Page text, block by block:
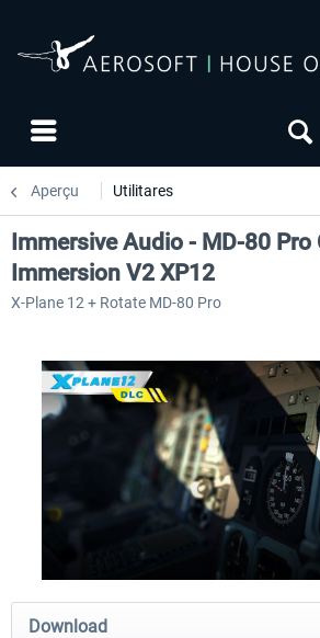
Aperçu Utilitares
Traffic Global for X-Plane 12/11 (Mac)
Immersive Audio - MD-80
Immersion V2 XP12
X-Plane 12 + Rotate MD-80 Pro
Download